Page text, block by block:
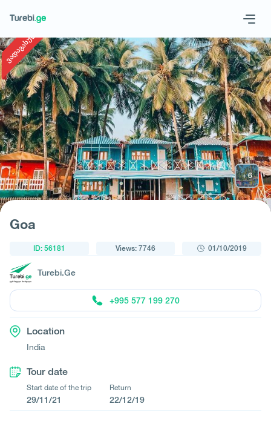
Geo Eng
Request a tour
ვადაგასული
Goa
ID: 56181 Views: 7746 01/10/2019
Turebi.Ge
+995 577 199 270
Location
India
Tour date
Start date of the trip
29/11/21
Return
22/12/19